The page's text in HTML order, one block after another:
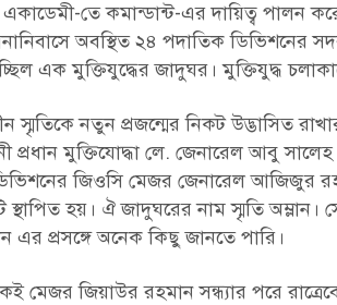
একাডেমী-তে কমান্ডান্ট-এর দায়িত্ব পালন
অবস্থিত ২৪ পদাতিক
এক মুক্তিযুদ্ধের জাদুঘর। মুক্তিযুদ্ধ
স্মৃতিকে নতুন প্রজন্মের নিকট উদ্ভাসিত
প্রধান মুক্তিযোদ্ধা লে. জেনারেল আবু
জিওসি মেজর জেনারেল আজিজুর
হয়। ঐ জাদুঘরের নাম স্মৃতি
এর প্রসঙ্গে অনেক কিছু জানতে পারি।
মেজর জিয়াউর রহমান সন্ধ্যার পরে